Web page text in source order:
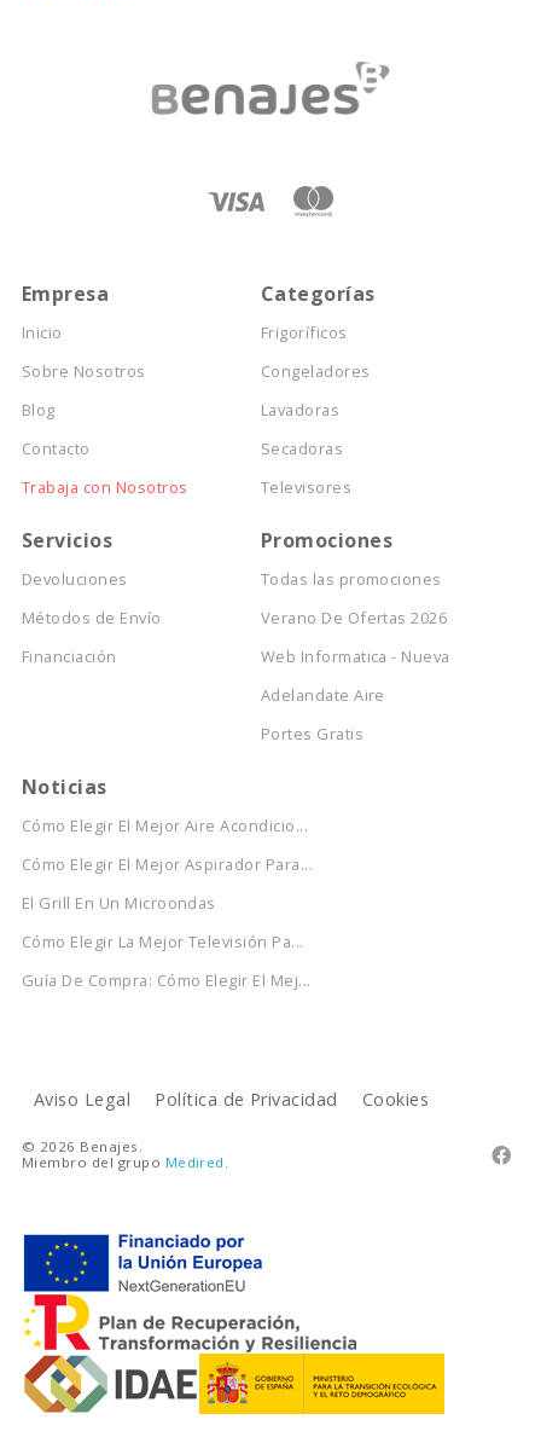
Empresa
Inicio
Sobre Nosotros
Blog
Contacto
Trabaja con Nosotros
Categorías
Frigoríficos
Congeladores
Lavadoras
Secadoras
Televisores
Servicios
Devoluciones
Métodos de Envío
Financiación
Promociones
Todas las promociones
Verano De Ofertas 2026
Web Informatica - Nueva
Adelandate Aire
Portes Gratis
Noticias
Cómo Elegir El Mejor Aire Acondicio...
Cómo Elegir El Mejor Aspirador Para...
El Grill En Un Microondas
Cómo Elegir La Mejor Televisión Pa...
Guía De Compra: Cómo Elegir El Mej...
Aviso Legal Política de Privacidad Cookies

© 2026 Benajes.
Miembro del grupo Medired